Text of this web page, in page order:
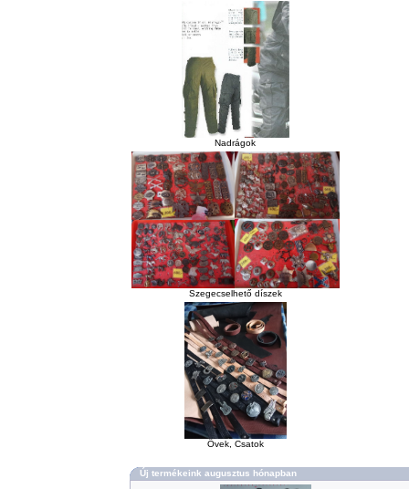
Nadrágok
Szegecselhető díszek
Övek, Csatok
Új termékeink augusztus hónapban